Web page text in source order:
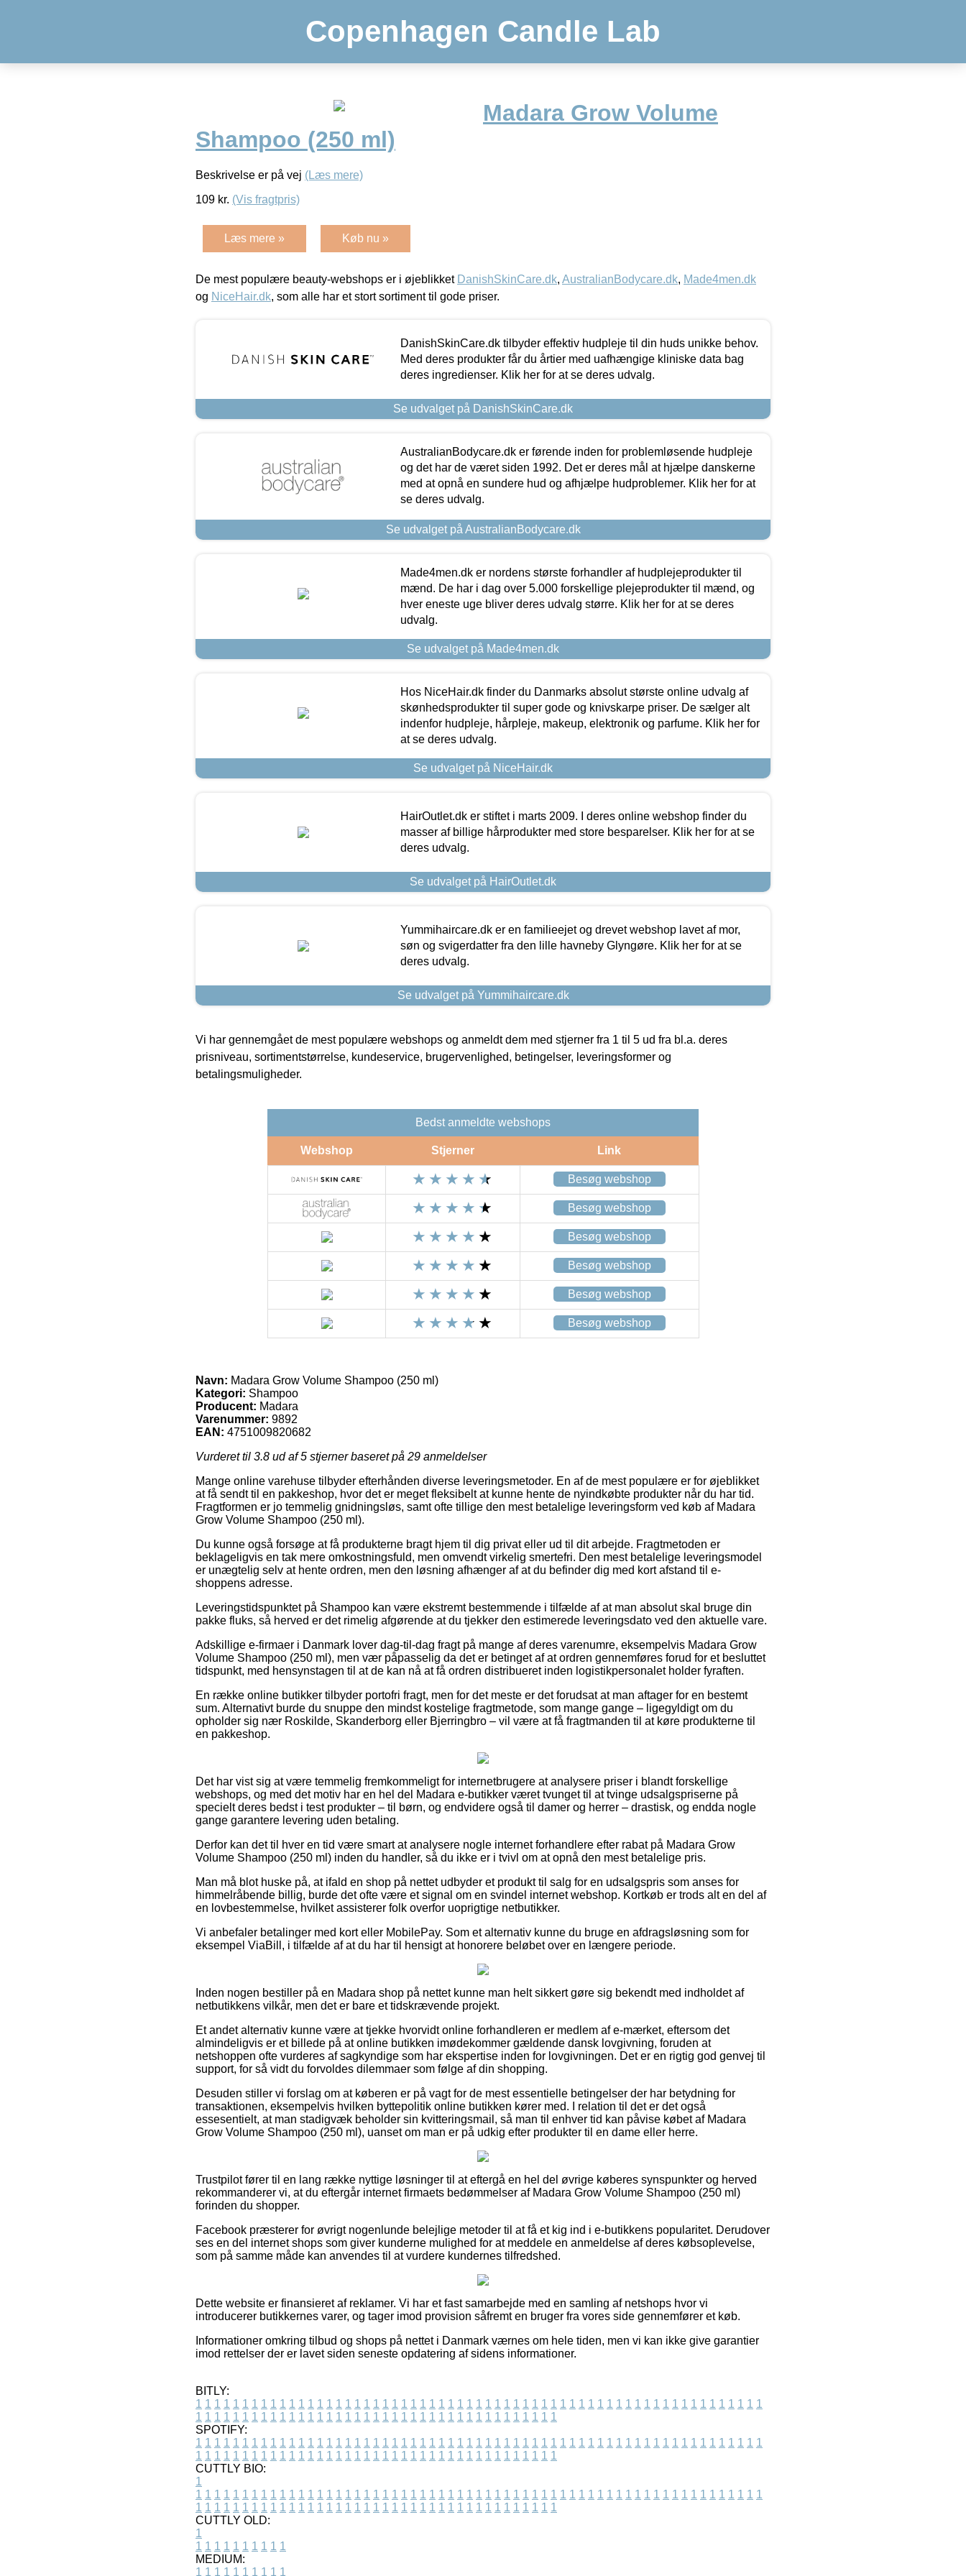
Copenhagen Candle Lab
Madara Grow Volume
Shampoo (250 ml)
Beskrivelse er på vej (Læs mere)
109 kr. (Vis fragtpris)
Læs mere » Køb nu »
De mest populære beauty-webshops er i øjeblikket DanishSkinCare.dk, AustralianBodycare.dk, Made4men.dk
og NiceHair.dk, som alle har et stort sortiment til gode priser.
DanishSkinCare.dk tilbyder effektiv hudpleje til din huds unikke behov.
Med deres produkter får du årtier med uafhængige kliniske data bag
deres ingredienser. Klik her for at se deres udvalg.
Se udvalget på DanishSkinCare.dk
AustralianBodycare.dk er førende inden for problemløsende hudpleje
og det har de været siden 1992. Det er deres mål at hjælpe danskerne
med at opnå en sundere hud og afhjælpe hudproblemer. Klik her for at
se deres udvalg.
Se udvalget på AustralianBodycare.dk
Made4men.dk er nordens største forhandler af hudplejeprodukter til
mænd. De har i dag over 5.000 forskellige plejeprodukter til mænd, og
hver eneste uge bliver deres udvalg større. Klik her for at se deres
udvalg.
Se udvalget på Made4men.dk
Hos NiceHair.dk finder du Danmarks absolut største online udvalg af
skønhedsprodukter til super gode og knivskarpe priser. De sælger alt
indenfor hudpleje, hårpleje, makeup, elektronik og parfume. Klik her for
at se deres udvalg.
Se udvalget på NiceHair.dk
HairOutlet.dk er stiftet i marts 2009. I deres online webshop finder du
masser af billige hårprodukter med store besparelser. Klik her for at se
deres udvalg.
Se udvalget på HairOutlet.dk
Yummihaircare.dk er en familieejet og drevet webshop lavet af mor,
søn og svigerdatter fra den lille havneby Glyngøre. Klik her for at se
deres udvalg.
Se udvalget på Yummihaircare.dk
Vi har gennemgået de mest populære webshops og anmeldt dem med stjerner fra 1 til 5 ud fra bl.a. deres
prisniveau, sortimentstørrelse, kundeservice, brugervenlighed, betingelser, leveringsformer og
betalingsmuligheder.
Bedst anmeldte webshops
Webshop Stjerner Link
Besøg webshop
Besøg webshop
Besøg webshop
Besøg webshop
Besøg webshop
Besøg webshop
Navn: Madara Grow Volume Shampoo (250 ml)
Kategori: Shampoo
Producent: Madara
Varenummer: 9892
EAN: 4751009820682
Vurderet til 3.8 ud af 5 stjerner baseret på 29 anmeldelser
Mange online varehuse tilbyder efterhånden diverse leveringsmetoder. En af de mest populære er for øjeblikket
at få sendt til en pakkeshop, hvor det er meget fleksibelt at kunne hente de nyindkøbte produkter når du har tid.
Fragtformen er jo temmelig gnidningsløs, samt ofte tillige den mest betalelige leveringsform ved køb af Madara
Grow Volume Shampoo (250 ml).
Du kunne også forsøge at få produkterne bragt hjem til dig privat eller ud til dit arbejde. Fragtmetoden er
beklageligvis en tak mere omkostningsfuld, men omvendt virkelig smertefri. Den mest betalelige leveringsmodel
er unægtelig selv at hente ordren, men den løsning afhænger af at du befinder dig med kort afstand til e-
shoppens adresse.
Leveringstidspunktet på Shampoo kan være ekstremt bestemmende i tilfælde af at man absolut skal bruge din
pakke fluks, så herved er det rimelig afgørende at du tjekker den estimerede leveringsdato ved den aktuelle vare.
Adskillige e-firmaer i Danmark lover dag-til-dag fragt på mange af deres varenumre, eksempelvis Madara Grow
Volume Shampoo (250 ml), men vær påpasselig da det er betinget af at ordren gennemføres forud for et besluttet
tidspunkt, med hensynstagen til at de kan nå at få ordren distribueret inden logistikpersonalet holder fyraften.
En række online butikker tilbyder portofri fragt, men for det meste er det forudsat at man aftager for en bestemt
sum. Alternativt burde du snuppe den mindst kostelige fragtmetode, som mange gange – ligegyldigt om du
opholder sig nær Roskilde, Skanderborg eller Bjerringbro – vil være at få fragtmanden til at køre produkterne til
en pakkeshop.
Det har vist sig at være temmelig fremkommeligt for internetbrugere at analysere priser i blandt forskellige
webshops, og med det motiv har en hel del Madara e-butikker været tvunget til at tvinge udsalgspriserne på
specielt deres bedst i test produkter – til børn, og endvidere også til damer og herrer – drastisk, og endda nogle
gange garantere levering uden betaling.
Derfor kan det til hver en tid være smart at analysere nogle internet forhandlere efter rabat på Madara Grow
Volume Shampoo (250 ml) inden du handler, så du ikke er i tvivl om at opnå den mest betalelige pris.
Man må blot huske på, at ifald en shop på nettet udbyder et produkt til salg for en udsalgspris som anses for
himmelråbende billig, burde det ofte være et signal om en svindel internet webshop. Kortkøb er trods alt en del af
en lovbestemmelse, hvilket assisterer folk overfor uoprigtige netbutikker.
Vi anbefaler betalinger med kort eller MobilePay. Som et alternativ kunne du bruge en afdragsløsning som for
eksempel ViaBill, i tilfælde af at du har til hensigt at honorere beløbet over en længere periode.
Inden nogen bestiller på en Madara shop på nettet kunne man helt sikkert gøre sig bekendt med indholdet af
netbutikkens vilkår, men det er bare et tidskrævende projekt.
Et andet alternativ kunne være at tjekke hvorvidt online forhandleren er medlem af e-mærket, eftersom det
almindeligvis er et billede på at online butikken imødekommer gældende dansk lovgivning, foruden at
netshoppen ofte vurderes af sagkyndige som har ekspertise inden for lovgivningen. Det er en rigtig god genvej til
support, for så vidt du forvoldes dilemmaer som følge af din shopping.
Desuden stiller vi forslag om at køberen er på vagt for de mest essentielle betingelser der har betydning for
transaktionen, eksempelvis hvilken byttepolitik online butikken kører med. I relation til det er det også
essesentielt, at man stadigvæk beholder sin kvitteringsmail, så man til enhver tid kan påvise købet af Madara
Grow Volume Shampoo (250 ml), uanset om man er på udkig efter produkter til en dame eller herre.
Trustpilot fører til en lang række nyttige løsninger til at eftergå en hel del øvrige køberes synspunkter og herved
rekommanderer vi, at du eftergår internet firmaets bedømmelser af Madara Grow Volume Shampoo (250 ml)
forinden du shopper.
Facebook præsterer for øvrigt nogenlunde belejlige metoder til at få et kig ind i e-butikkens popularitet. Derudover
ses en del internet shops som giver kunderne mulighed for at meddele en anmeldelse af deres købsoplevelse,
som på samme måde kan anvendes til at vurdere kundernes tilfredshed.
Dette website er finansieret af reklamer. Vi har et fast samarbejde med en samling af netshops hvor vi
introducerer butikkernes varer, og tager imod provision såfremt en bruger fra vores side gennemfører et køb.
Informationer omkring tilbud og shops på nettet i Danmark værnes om hele tiden, men vi kan ikke give garantier
imod rettelser der er lavet siden seneste opdatering af sidens informationer.
BITLY:
1 1 1 1 1 1 1 1 1 1 1 1 1 1 1 1 1 1 1 1 1 1 1 1 1 1 1 1 1 1 1 1 1 1 1 1 1 1 1 1 1 1 1 1 1 1 1 1 1 1 1 1 1 1 1 1 1 1 1 1 1
1 1 1 1 1 1 1 1 1 1 1 1 1 1 1 1 1 1 1 1 1 1 1 1 1 1 1 1 1 1 1 1 1 1 1 1 1 1 1
SPOTIFY:
1 1 1 1 1 1 1 1 1 1 1 1 1 1 1 1 1 1 1 1 1 1 1 1 1 1 1 1 1 1 1 1 1 1 1 1 1 1 1 1 1 1 1 1 1 1 1 1 1 1 1 1 1 1 1 1 1 1 1 1 1
1 1 1 1 1 1 1 1 1 1 1 1 1 1 1 1 1 1 1 1 1 1 1 1 1 1 1 1 1 1 1 1 1 1 1 1 1 1 1
CUTTLY BIO:
1
1 1 1 1 1 1 1 1 1 1 1 1 1 1 1 1 1 1 1 1 1 1 1 1 1 1 1 1 1 1 1 1 1 1 1 1 1 1 1 1 1 1 1 1 1 1 1 1 1 1 1 1 1 1 1 1 1 1 1 1 1
1 1 1 1 1 1 1 1 1 1 1 1 1 1 1 1 1 1 1 1 1 1 1 1 1 1 1 1 1 1 1 1 1 1 1 1 1 1 1
CUTTLY OLD:
1
1 1 1 1 1 1 1 1 1 1
MEDIUM:
1 1 1 1 1 1 1 1 1 1